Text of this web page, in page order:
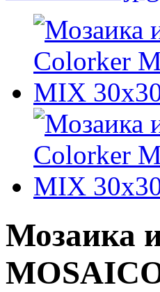
Мозаика